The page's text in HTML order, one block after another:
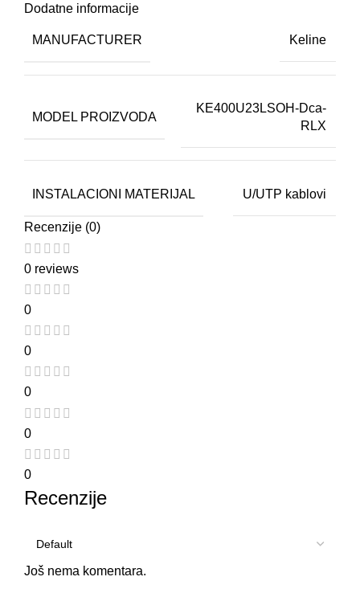
Dodatne informacije
MANUFACTURER Keline
MODEL PROIZVODA
KE400U23LSOH-Dca-
RLX
INSTALACIONI MATERIJAL U/UTP kablovi
Recenzije (0)
0 reviews
0
0
0
0
0
Recenzije
Još nema komentara.